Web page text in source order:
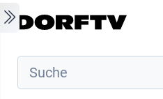
Skip to main content